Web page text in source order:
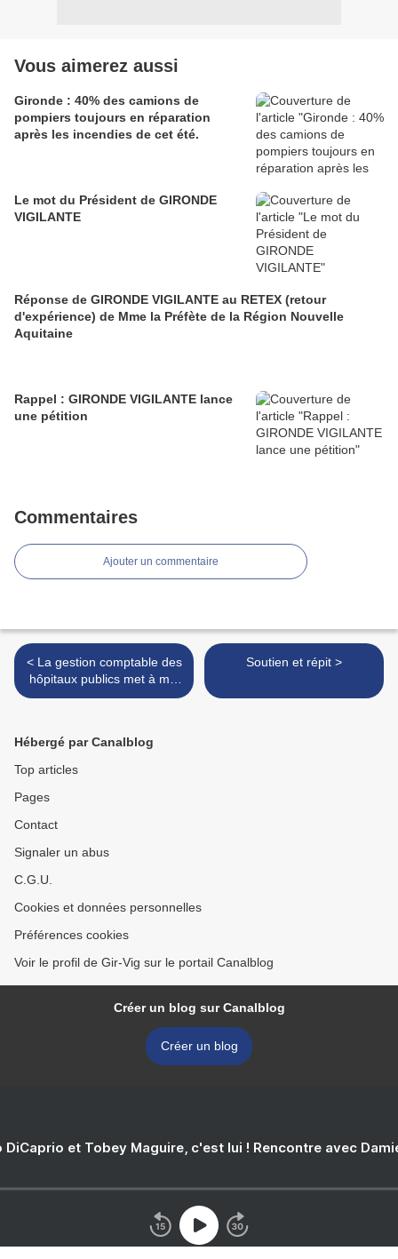
Vous aimerez aussi
Gironde : 40% des camions de
pompiers toujours en réparation
après les incendies de cet été.
Le mot du Président de GIRONDE
VIGILANTE
Réponse de GIRONDE VIGILANTE au RETEX (retour
d'expérience) de Mme la Préfète de la Région Nouvelle
Aquitaine
Rappel : GIRONDE VIGILANTE lance
une pétition
Commentaires
Ajouter un commentaire
< La gestion comptable des
hôpitaux publics met à mal
les services d'urgence
Soutien et répit >
Hébergé par Canalblog
Top articles
Pages
Contact
Signaler un abus
C.G.U.
Cookies et données personnelles
Préférences cookies
Voir le profil de Gir-Vig sur le portail Canalblog
Créer un blog sur Canalblog
Créer un blog
DiCaprio et Tobey Maguire, c'est lui ! Rencontre avec